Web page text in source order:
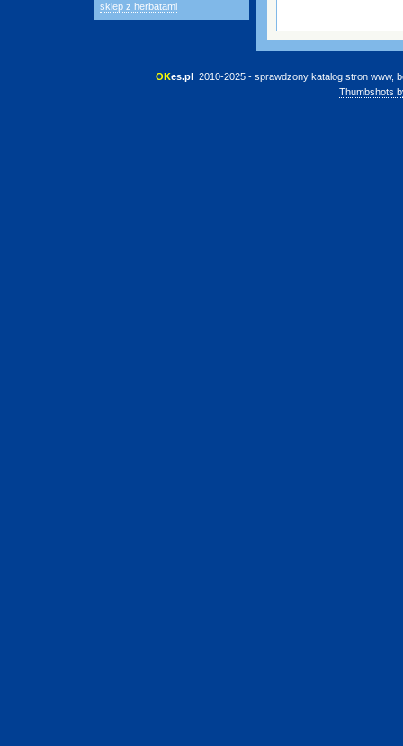
sklep z herbatami
OKes.pl 2010-2025 - sprawdzony katalog stron www,
Thumbshots